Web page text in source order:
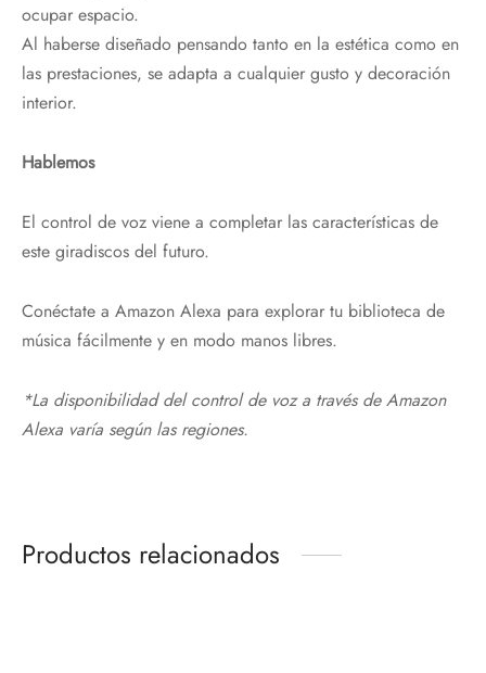
ocupar espacio.
Al haberse diseñado pensando tanto en la estética como en
las prestaciones, se adapta a cualquier gusto y decoración
interior.
Hablemos
El control de voz viene a completar las características de
este giradiscos del futuro.
Conéctate a Amazon Alexa para explorar tu biblioteca de
música fácilmente y en modo manos libres.
*La disponibilidad del control de voz a través de Amazon
Alexa varía según las regiones.
Productos relacionados